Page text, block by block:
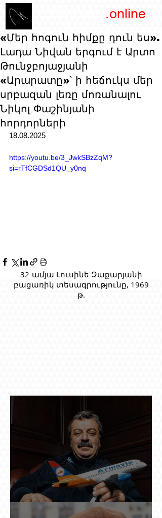
.online
«Մեր հոգուն հիմքը դուն ես».
Լադա Նիվան երգում է Արտո
Թունջբոյաջյանի
«Արարատը»՝ ի հեճուկս մեր
սրբազան լեռը մոռանալու
Նիկոլ Փաշինյանի
հորդորների
18.08.2025
https://youtu.be/3_JwkSBzZqM?
si=rTfCGDSd1QU_y0nq
32-ամյա Լուսինե Զաքարյանի
բացառիկ տեսագրությունը, 1969
թ.
Ինչպես կործանվեց «Արմավիան». Yerevan
Online Mag.-ի մեծ ռեպորտաժը